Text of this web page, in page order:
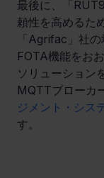
最後に、「
頼性を高めるた
「Agrifac」社
FOTA機能をお
ソリューション
MQTTブローカ
ジメント・シス
す。